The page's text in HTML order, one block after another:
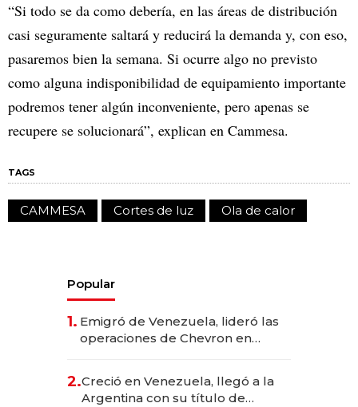
“Si todo se da como debería, en las áreas de distribución
casi seguramente saltará y reducirá la demanda y, con eso,
pasaremos bien la semana. Si ocurre algo no previsto
como alguna indisponibilidad de equipamiento importante
podremos tener algún inconveniente, pero apenas se
recupere se solucionará”, explican en Cammesa.
TAGS
CAMMESA Cortes de luz Ola de calor
Popular
1. Emigró de Venezuela, lideró las
operaciones de Chevron en
2.Creció en Venezuela, llegó a la
Argentina con su título de